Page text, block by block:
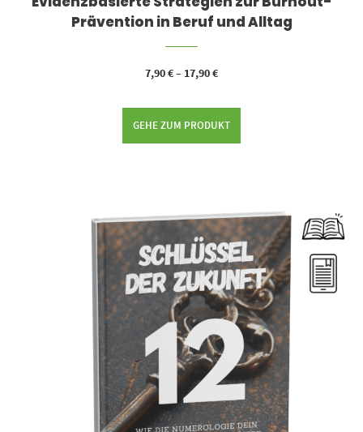
Prävention in Beruf und Alltag
7,90€– 17,90€
GEHE ZUM PRODUKT